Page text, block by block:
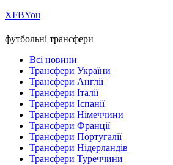
ХFBYou
футбольні трансфери
Всі новини
Трансфери України
Трансфери Англії
Трансфери Італії
Трансфери Іспанії
Трансфери Німеччини
Трансфери Франції
Трансфери Португалії
Трансфери Нідерландів
Трансфери Туреччини